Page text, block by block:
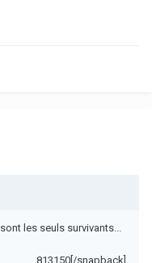
les seuls survivants...
813150[/snapback]